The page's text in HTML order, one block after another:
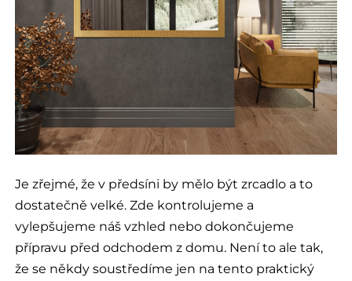
Je zřejmé, že v předsíni by mělo být zrcadlo a to
dostatečně velké. Zde kontrolujeme a
vylepšujeme náš vzhled nebo dokončujeme
přípravu před odchodem z domu. Není to ale tak,
že se někdy soustředíme jen na tento praktický